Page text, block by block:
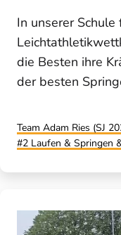
In unserer
die Besten ihre
der besten
Kategorisiert
als
Team Adam Ries (SJ
Verschlagwortet
2 Laufen & Springen